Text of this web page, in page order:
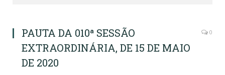
PAUTA DA 010ª SESSÃO
EXTRAORDINÁRIA, DE 15 DE MAIO
DE 2020
0